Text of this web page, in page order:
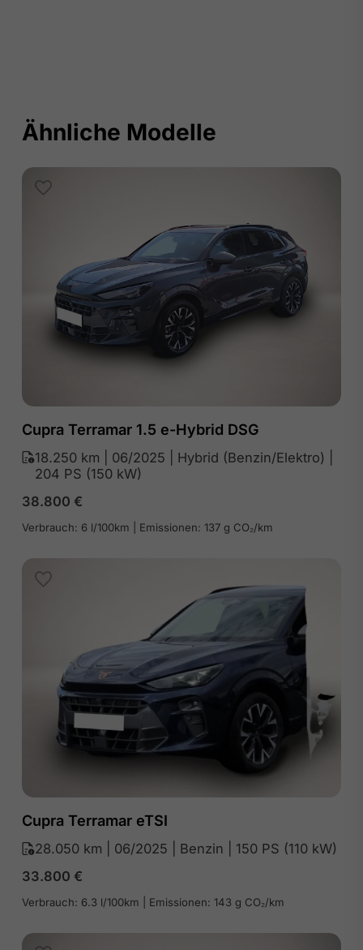
Ähnliche Modelle
Cupra Terramar 1.5 e-Hybrid DSG
18.250 km | 06/2025 | Hybrid (Benzin/Elektro) |
204 PS (150 kW)
38.800 €
Verbrauch: 6 l/100km | Emissionen: 137 g CO₂/km
Cupra Terramar eTSI
28.050 km | 06/2025 | Benzin | 150 PS (110 kW)
33.800 €
Verbrauch: 6.3 l/100km | Emissionen: 143 g CO₂/km